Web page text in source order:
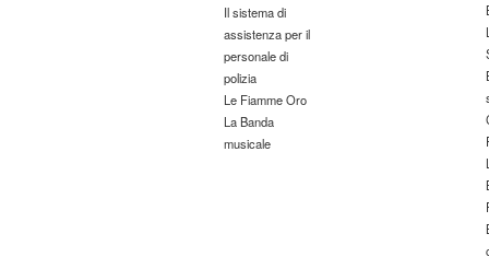
Il sistema di
assistenza per il
personale di
polizia
Le Fiamme Oro
La Banda
musicale